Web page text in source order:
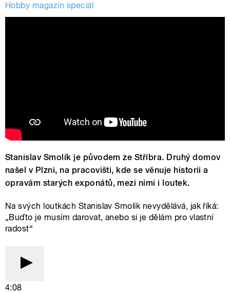
Hobby magazín speciál
Stanislav Smolík je původem ze Stříbra. Druhý domov
našel v Plzni, na pracovišti, kde se věnuje historii a
opravám starých exponátů, mezi nimi i loutek.
Na svých loutkách Stanislav Smolík nevydělává, jak říká:
„Buďto je musím darovat, anebo si je dělám pro vlastní
radost“
4:08